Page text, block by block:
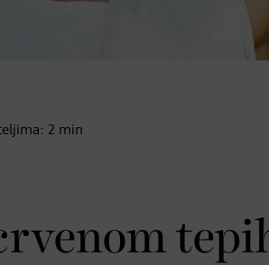
2 min